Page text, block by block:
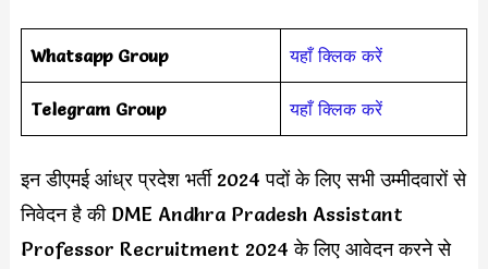
Whatsapp Group यहाँ क्लिक करें
Telegram Group यहाँ क्लिक करें
इन डीएमई आंध्र प्रदेश भर्ती 2024 पदों के लिए सभी उम्मीदवारों से
निवेदन है की DME Andhra Pradesh Assistant
Professor Recruitment 2024 के लिए आवेदन करने से